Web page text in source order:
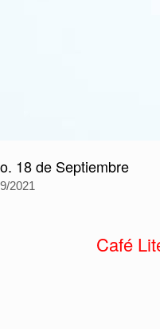
18 de Septiembre
2021
Café